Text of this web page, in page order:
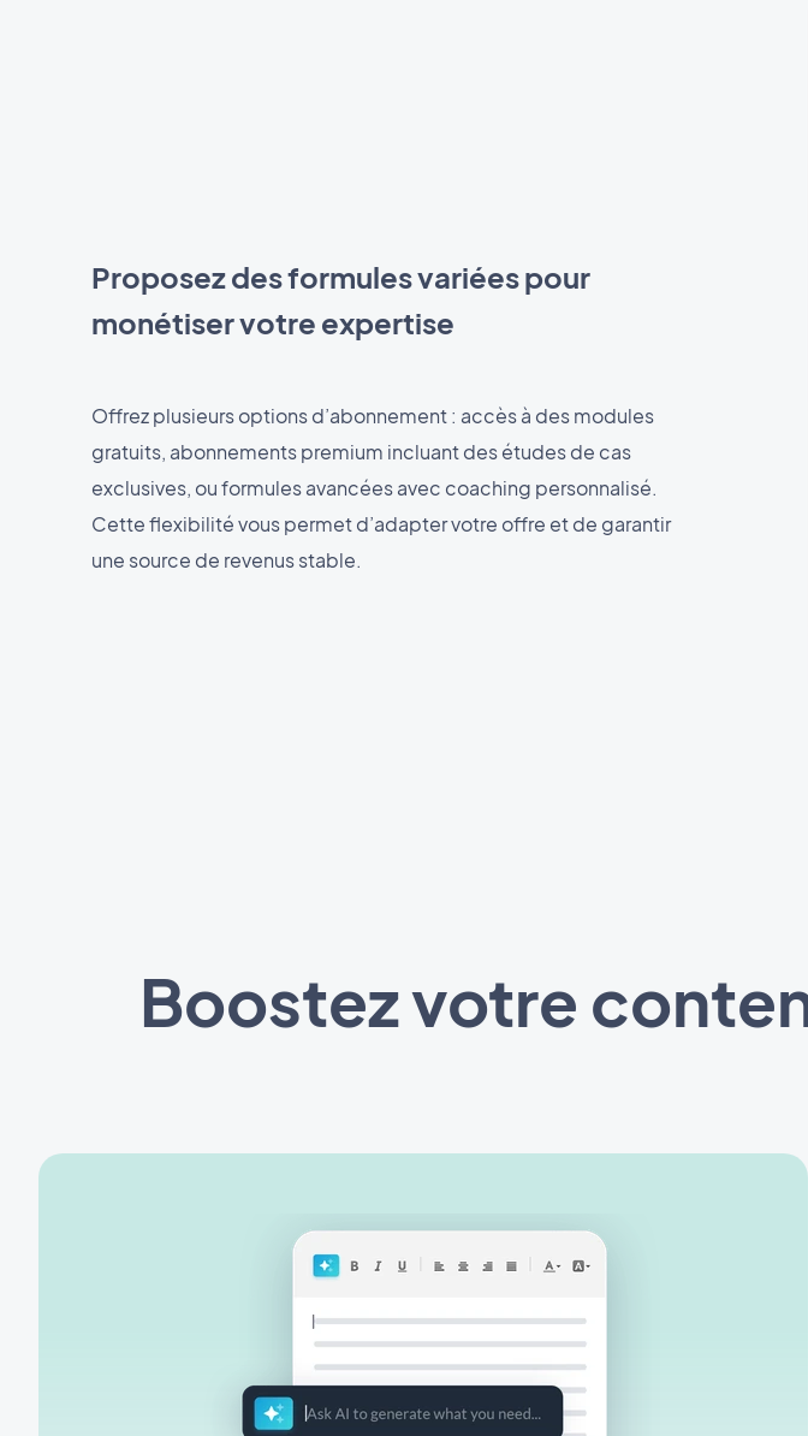
Proposez des formules variées pour
monétiser votre expertise
Offrez plusieurs options d’abonnement : accès à des modules
gratuits, abonnements premium incluant des études de cas
exclusives, ou formules avancées avec coaching personnalisé.
Cette flexibilité vous permet d’adapter votre offre et de garantir
une source de revenus stable.
Boostez votre